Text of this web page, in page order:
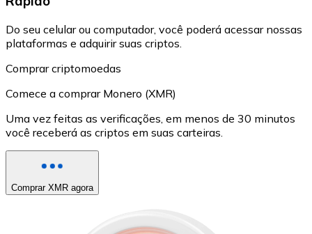
Do seu celular ou computador, você poderá acessar nossas
plataformas e adquirir suas criptos.
Comprar criptomoedas
Comece a comprar Monero (XMR)
Uma vez feitas as verificações, em menos de 30 minutos
você receberá as criptos em suas carteiras.
Comprar XMR agora